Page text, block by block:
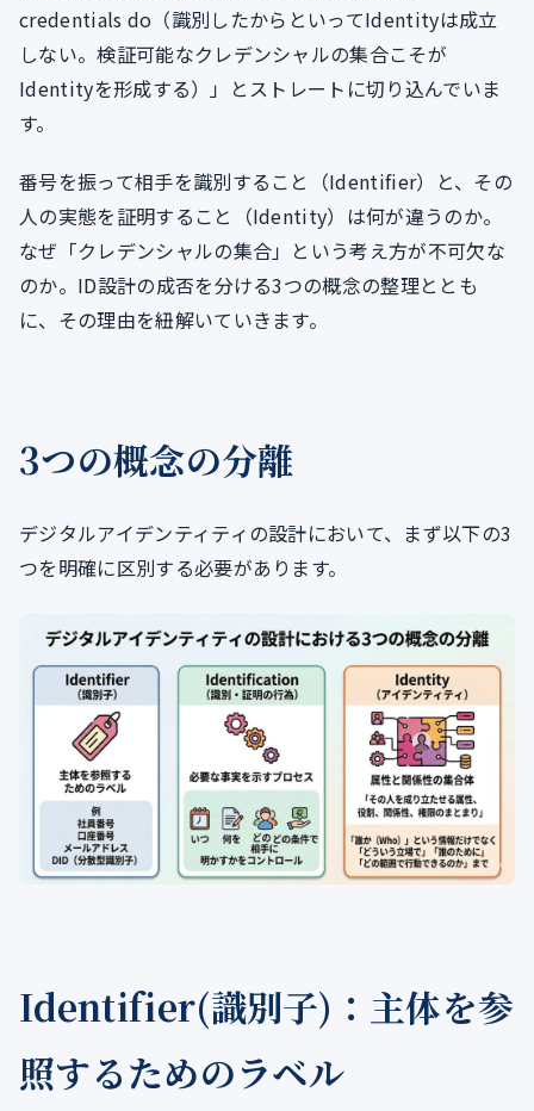
credentials do（識別したからといってIdentityは成立
しない。検証可能なクレデンシャルの集合こそが
Identityを形成する）」とストレートに切り込んでいま
す。
番号を振って相手を識別すること（Identifier）と、その
人の実態を証明すること（Identity）は何が違うのか。
なぜ「クレデンシャルの集合」という考え方が不可欠な
のか。ID設計の成否を分ける3つの概念の整理ととも
に、その理由を紐解いていきます。
3つの概念の分離
デジタルアイデンティティの設計において、まず以下の3
つを明確に区別する必要があります。
Identifier(識別子)：主体を参
照するためのラベル